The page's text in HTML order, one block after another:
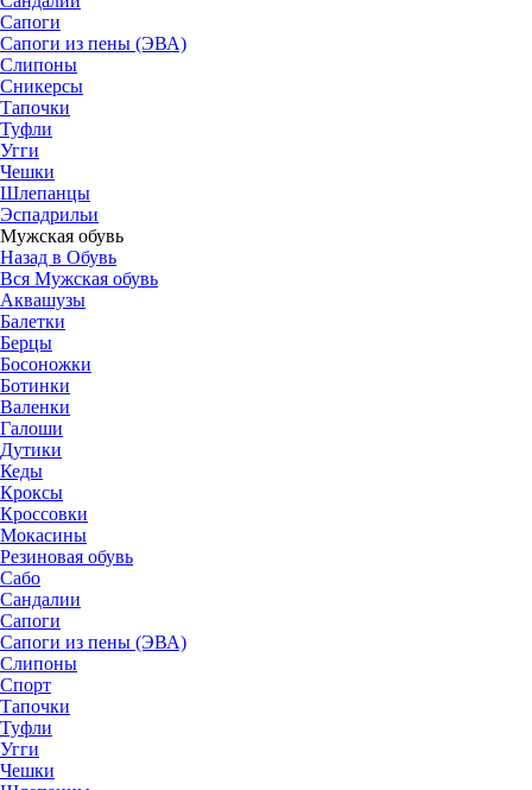
Сапоги
Сапоги из пены (ЭВА)
Слипоны
Сникерсы
Тапочки
Туфли
Угги
Чешки
Шлепанцы
Эспадрильи
Мужская обувь
Назад в Обувь
Вся Мужская обувь
Аквашузы
Балетки
Берцы
Босоножки
Ботинки
Валенки
Галоши
Дутики
Кеды
Кроксы
Кроссовки
Мокасины
Резиновая обувь
Сабо
Сандалии
Сапоги
Сапоги из пены (ЭВА)
Слипоны
Спорт
Тапочки
Туфли
Угги
Чешки